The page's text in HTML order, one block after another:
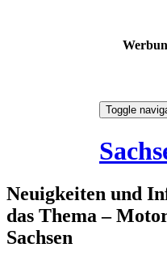
Toggle
Neuigkeiten und
das Thema –
Sachsen